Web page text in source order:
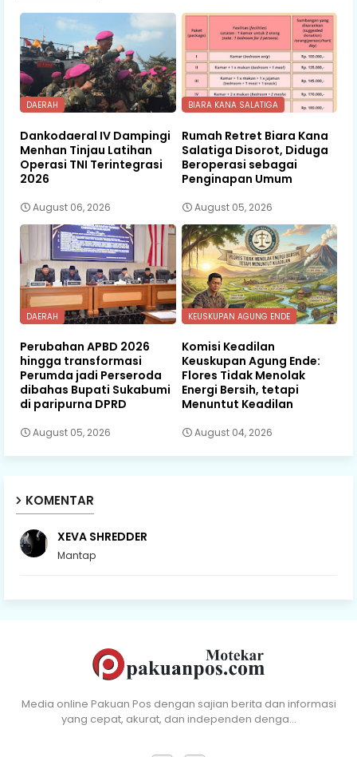
DAERAH
Dankodaeral IV Dampingi
Menhan Tinjau Latihan
Operasi TNI Terintegrasi
2026
August 06, 2026
BIARA KANA SALATIGA
Rumah Retret Biara Kana
Salatiga Disorot, Diduga
Beroperasi sebagai
Penginapan Umum
August 05, 2026
DAERAH
Perubahan APBD 2026
hingga transformasi
Perumda jadi Perseroda
dibahas Bupati Sukabumi
di paripurna DPRD
August 05, 2026
KEUSKUPAN AGUNG ENDE
Komisi Keadilan
Keuskupan Agung Ende:
Flores Tidak Menolak
Energi Bersih, tetapi
Menuntut Keadilan
August 04, 2026
KOMENTAR
XEVA SHREDDER
Mantap
Media online Pakuan Pos dengan sajian berita dan informasi
yang cepat, akurat, dan independen denga…